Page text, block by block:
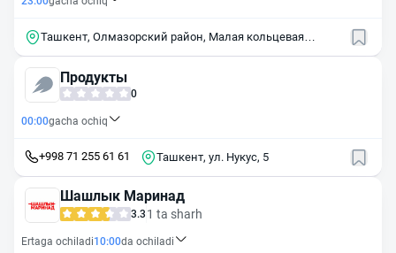
Ташкент, Олмазорский район, Малая кольцевая
Продукты
0
00:00gacha ochiq
+998 71 255 61 61 Ташкент, ул. Нукус, 5
Шашлык Маринад
3.3 1 ta sharh
Ertaga ochiladi10:00da ochiladi